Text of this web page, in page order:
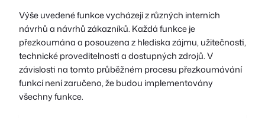
Greek
Výše uvedené funkce vycházejí z různých interních
návrhů a návrhů zákazníků. Každá funkce je
přezkoumána a posouzena z hlediska zájmu, užitečnosti,
technické proveditelnosti a dostupných zdrojů. V
závislosti na tomto průběžném procesu přezkoumávání
funkcí není zaručeno, že budou implementovány
všechny funkce.